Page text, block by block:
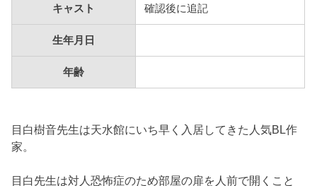
キャスト 確認後に追記
生年月日
年齢
目白樹音先生は天水館にいち早く入居してきた人気BL作
家。
目白先生は対人恐怖症のため部屋の扉を人前で開くこと